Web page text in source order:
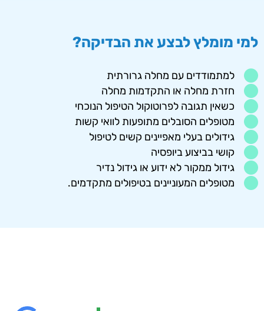
למי מומלץ לבצע את הבדיקה?
למתמודדים עם מחלה גרורתית
חזרת מחלה או התקדמות מחלה
כשאין תגובה לפרוטוקול הטיפול הנוכחי
מטופלים הסובלים מתופעות לוואי קשות
גידולים בעלי מאפיינים קשים לטיפול
קושי בביצוע ביופסיה
גידול ממקור לא ידוע או גידול נדיר
מטופלים המעוניינים בטיפולים מתקדמים.